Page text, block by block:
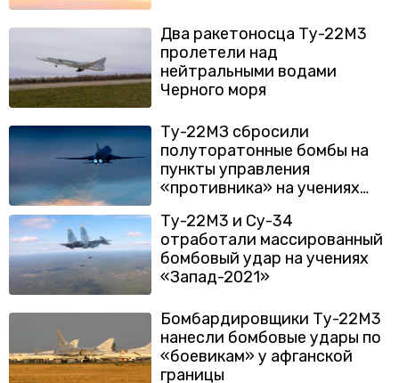
Два ракетоносца Ту-22М3
пролетели над
нейтральными водами
Черного моря
Ту-22МЗ сбросили
полуторатонные бомбы на
пункты управления
«противника» на учениях
Ту-22М3 и Су-34
отработали массированный
бомбовый удар на учениях
«Запад-2021»
Бомбардировщики Ту-22М3
нанесли бомбовые удары по
«боевикам» у афганской
границы